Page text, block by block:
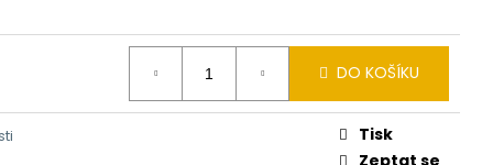
DO KOŠÍKU
Tisk
Zeptat se